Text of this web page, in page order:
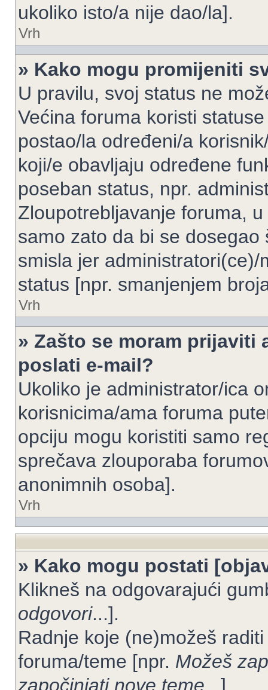
ukoliko isto/a nije dao/la].
Vrh
» Kako mogu promijeniti
U pravilu, svoj status ne
Većina foruma koristi
postao/la određeni/a
koji/e obavljaju određene
poseban status, npr.
Zloupotrebljavanje foruma,
samo zato da bi se
smisla jer
status [npr. smanjenjem
Vrh
» Zašto se moram prijaviti
poslati e-mail?
Ukoliko je administrator/ica
korisnicima/ama foruma
opciju mogu koristiti samo
sprečava zlouporaba
anonimnih osoba].
Vrh
» Kako mogu postati
Klikneš na odgovarajući
odgovori...].
Radnje koje (ne)možeš
foruma/teme [npr. Možeš
započinjati nove teme ...].